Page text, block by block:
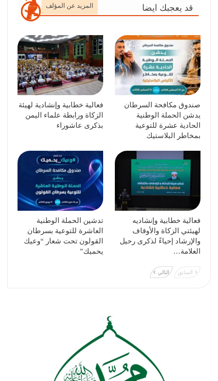
قد يعجبك ايضا المزيد عن المؤلف
صندوق مكافحة السرطان
يدشن الحملة الوطنية
الحادية عشرة للتوعية
بمخاطر البلاستيك
فعالية خطابية وإنشادية لهيئة
الزكاة ورابطة علماء اليمن
بذكرى عاشوراء
فعالية خطابية وإنشاديه
لهيئتي الزكاة والأوقاف
والإرشاد إحياءً لذكرى رحيل
العلامة…
تدشين الحملة الوطنية
العاشرة للتوعية بسرطان
القولون تحت شعار “وعيك
يحميك”
السابق التالي